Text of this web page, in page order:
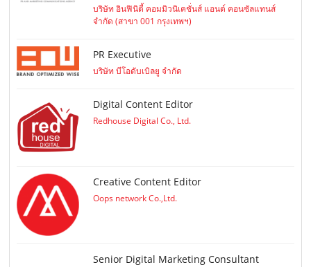
บริษัท อินฟินิตี้ คอมมิวนิเคชั่นส์ แอนด์ คอนซัลแทนส์
จำกัด (สาขา 001 กรุงเทพฯ)
PR Executive
บริษัท บีโอดับเบิลยู จำกัด
Digital Content Editor
Redhouse Digital Co., Ltd.
Creative Content Editor
Oops network Co.,Ltd.
Senior Digital Marketing Consultant